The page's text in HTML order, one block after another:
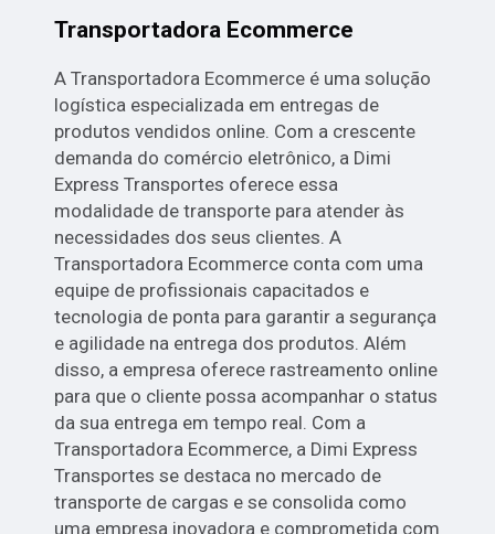
Transportadora Ecommerce
A Transportadora Ecommerce é uma solução
logística especializada em entregas de
produtos vendidos online. Com a crescente
demanda do comércio eletrônico, a Dimi
Express Transportes oferece essa
modalidade de transporte para atender às
necessidades dos seus clientes. A
Transportadora Ecommerce conta com uma
equipe de profissionais capacitados e
tecnologia de ponta para garantir a segurança
e agilidade na entrega dos produtos. Além
disso, a empresa oferece rastreamento online
para que o cliente possa acompanhar o status
da sua entrega em tempo real. Com a
Transportadora Ecommerce, a Dimi Express
Transportes se destaca no mercado de
transporte de cargas e se consolida como
uma empresa inovadora e comprometida com